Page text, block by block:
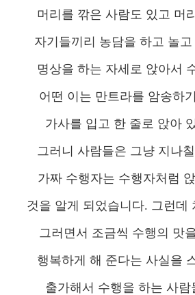
머리를 깎은 사람도 있고 머
자기들끼리 농담을 하고 놀
명상을 하는 자세로 앉아서
어떤 이는 만트라를 암송하
가사를 입고 한 줄로 앉아
그러니 사람들은 그냥 지나
가짜 수행자는 수행자처럼
것을 알게 되었습니다. 그런데
그러면서 조금씩 수행의 맛
행복하게 해 준다는 사실을
출가해서 수행을 하는 사